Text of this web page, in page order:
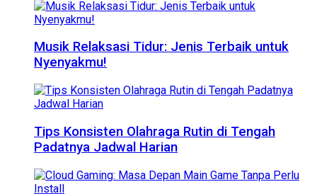
Musik Relaksasi Tidur: Jenis Terbaik untuk
Nyenyakmu!
Tips Konsisten Olahraga Rutin di Tengah
Padatnya Jadwal Harian